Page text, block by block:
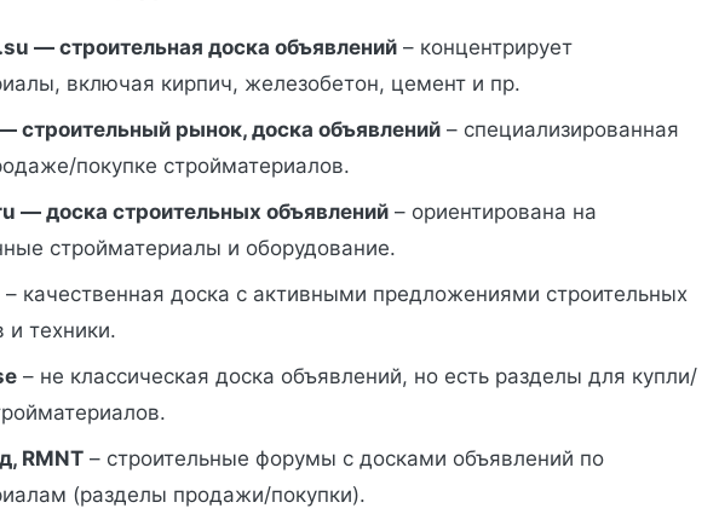
— строительная доска объявлений – концентрирует
включая кирпич, железобетон, цемент и пр.
строительный рынок, доска объявлений – специализированная
покупке стройматериалов.
— доска строительных объявлений – ориентирована на
стройматериалы и оборудование.
– качественная доска с активными предложениями строительных
и техники.
– не классическая доска объявлений, но есть разделы для купли/
RMNT – строительные форумы с досками объявлений по
(разделы продажи/покупки).